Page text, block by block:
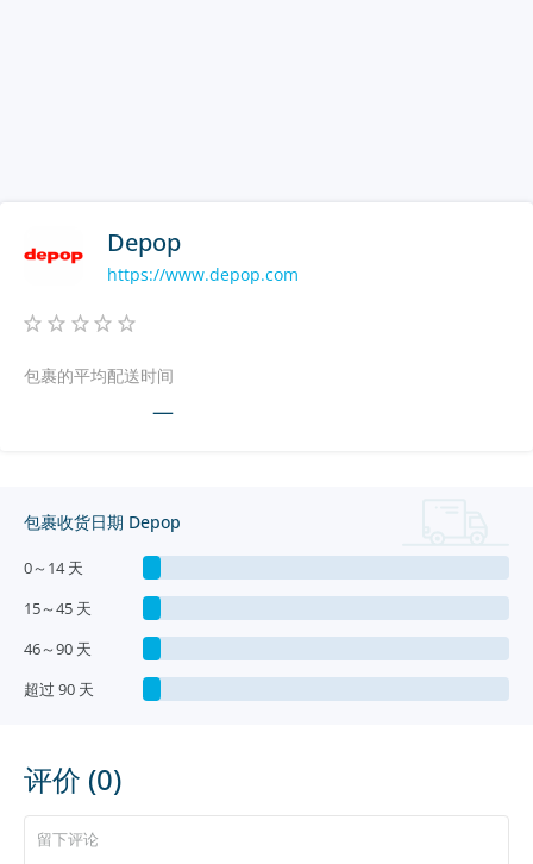
Depop
https://www.depop.com
包裹的平均配送时间
—
包裹收货日期 Depop
0～14 天
15～45 天
46～90 天
超过 90 天
评价 (0)